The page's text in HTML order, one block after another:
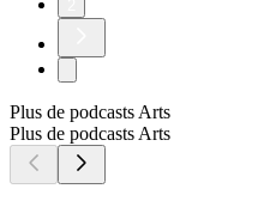
Plus de podcasts Arts
Plus de podcasts Arts